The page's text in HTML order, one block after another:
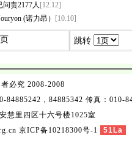
责2177人 [12.12]
(诺力昂） [10.10]
跳转
必究 2008-2008
84885242，84885342 传真：010-
慧里四区十六号楼1025室
京ICP备10218300号-1 51La